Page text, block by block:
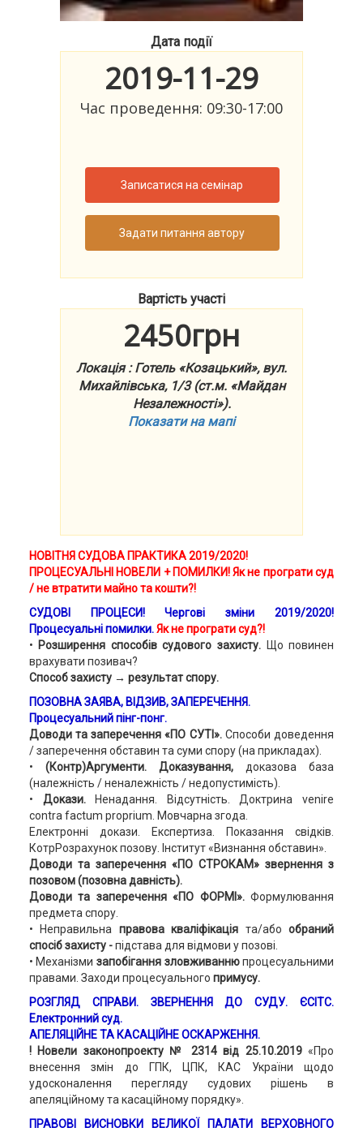
Дата події
2019-11-29
Час проведення: 09:30-17:00
Записатися на семінар
Задати питання автору
Вартість участі
2450грн
Локація : Готель «Козацький», вул.
Михайлівська, 1/3 (ст.м. «Майдан
Незалежності»).
Показати на мапі
НОВІТНЯ СУДОВА ПРАКТИКА 2019/2020!
ПРОЦЕСУАЛЬНІ
НОВЕЛИ + ПОМИЛКИ! Як не програти суд
/ не втратити майно та кошти?!
СУДОВІ ПРОЦЕСИ!Чергові зміни 2019/2020!
Процесуальні помилки.Як не програти суд?!
• Розширення способів судового захисту.
Що повинен
врахувати позивач?
Способ захисту → результат спору.
ПОЗОВНА ЗАЯВА, ВІДЗИВ, ЗАПЕРЕЧЕННЯ.
Процесуальний пінг-понг.
Доводи та заперечення «ПО СУТІ». Способи доведення
/ заперечення обставин та суми спору (на прикладах).
• (Контр)Аргументи. Доказування, доказова база
(належність / неналежність / недопустимість).
• Докази.
Ненадання. Відсутність. Доктрина venire
contra factum proprium. Мовчарна згода.
Електронні докази. Експертиза. Показання свідків.
КотрРозрахунок позову. Інститут «Визнання обставин».
Доводи та заперечення «ПО СТРОКАМ» звернення з
позовом (позовна давність).
Доводи та заперечення «ПО ФОРМІ».Формулювання
предмета спору.
• Неправильна правова кваліфікація та/або обраний
спосіб захисту -підстава для відмови у позові.
• Механізми запобігання зловживаннюпроцесуальними
правами. Заходи процесуального примусу.
РОЗГЛЯД СПРАВИ. ЗВЕРНЕННЯ ДО СУДУ. ЄСІТС.
Електронний суд.
АПЕЛЯЦІЙНЕ ТА КАСАЦІЙНЕ ОСКАРЖЕННЯ.
! Новели законопроекту № 2314 від 25.10.2019«Про
внесення змін до ГПК, ЦПК, КАС України щодо
удосконалення перегляду судових рішень в
апеляційному та касаційному порядку».
ПРАВОВІ ВИСНОВКИ ВЕЛИКОЇ ПАЛАТИ ВЕРХОВНОГО